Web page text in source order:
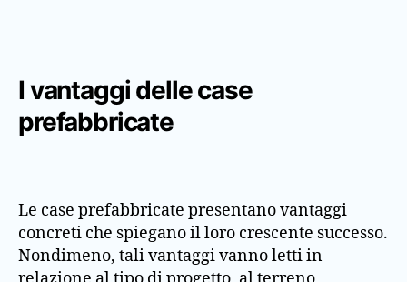
I vantaggi delle case
prefabbricate
Le case prefabbricate presentano vantaggi
concreti che spiegano il loro crescente successo.
Nondimeno, tali vantaggi vanno letti in